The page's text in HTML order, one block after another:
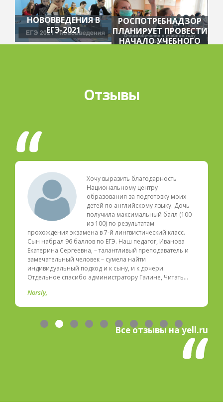
НОВОВВЕДЕНИЯ В
ЕГЭ-2021
РОСПОТРЕБНАДЗОР
ПЛАНИРУЕТ ПРОВЕСТИ
НАЧАЛО УЧЕБНОГО
Отзывы
Хочу выразить благодарность
Национальному центру
образования за подготовку моих
детей по английскому языку. Дочь
получила максимальный балл (100
из 100) по результатам
прохождения экзамена в 7-й лингвистический класс.
Сын набрал 96 баллов по ЕГЭ. Наш педагог, Иванова
Екатерина Сергеевна, – талантливый преподаватель и
замечательный человек – сумела найти
индивидуальный подход и к сыну, и к дочери.
Отдельное спасибо администратору Галине, Читать…
Norsly
Все отзывы на yell.ru